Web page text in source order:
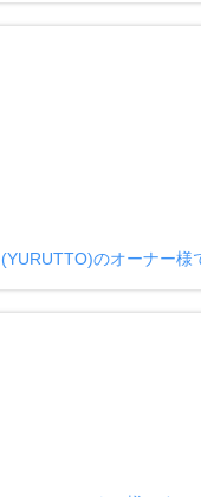
のオーナー様